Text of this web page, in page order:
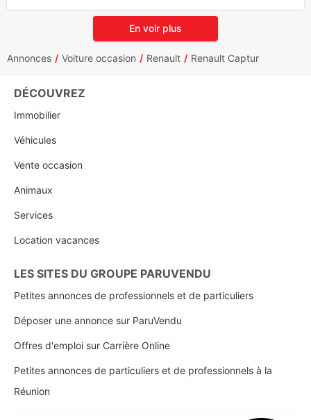
En voir plus
Annonces Voiture occasion Renault Renault Captur
DÉCOUVREZ
Immobilier
Véhicules
Vente occasion
Animaux
Services
Location vacances
LES SITES DU GROUPE PARUVENDU
Petites annonces de professionnels et de particuliers
Déposer une annonce sur ParuVendu
Offres d'emploi sur Carrière Online
Petites annonces de particuliers et de professionnels à la
Réunion